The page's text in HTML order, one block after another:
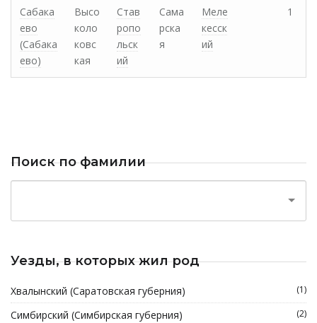
Сабака
ево
(Сабака
ево)
Высо
коло
ковс
кая
Став
ропо
льск
ий
Сама
рска
я
Меле
кесск
ий
1
Поиск по фамилии
Уезды, в которых жил род
Хвалынский (Саратовская губерния) (1)
Симбирский (Симбирская губерния) (2)